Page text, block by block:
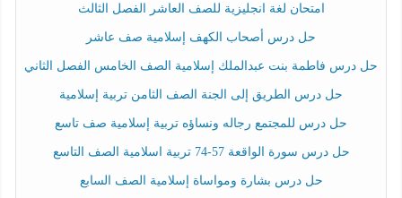
امتحان لغة انجليزية للصف العاشر الفصل الثالث
حل درس أصحاب الكهف إسلامية صف عاشر
حل درس فاطمة بنت عبدالملك إسلامية الصف الخامس الفصل الثاني
حل درس الطريق إلى الجنة الصف الثامن تربية إسلامية
حل درس للمجتمع رجاله ونساؤه تربية إسلامية صف تاسع
حل درس سورة الواقعة 57-74 تربية اسلامية الصف التاسع
حل درس بشارة ومواساة إسلامية الصف السابع